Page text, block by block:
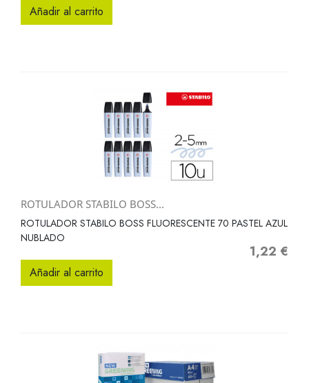
Añadir al carrito
ROTULADOR STABILO BOSS...
ROTULADOR STABILO BOSS FLUORESCENTE 70 PASTEL AZUL
NUBLADO
Precio
1,22 €
Añadir al carrito